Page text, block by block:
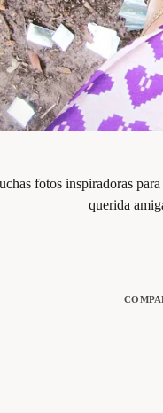
fotos inspiradoras
querida